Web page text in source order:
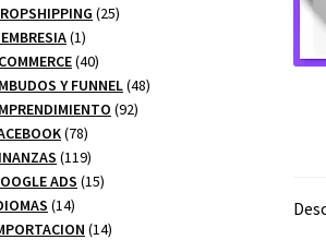
productos
2525
11
producto
4040
productos
Y FUNNEL 4848
9292
7878
productos
119119
productos
ADS 1515
1414
productos
1414